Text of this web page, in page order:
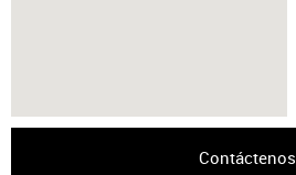
Contáctenos